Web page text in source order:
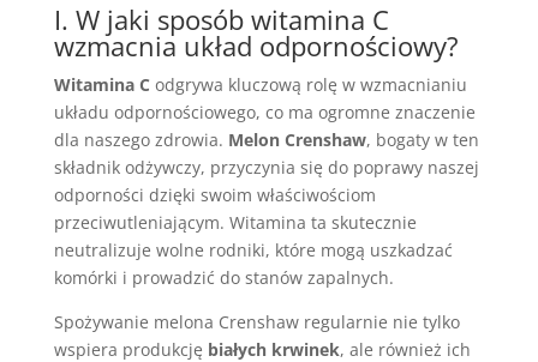
I. W jaki sposób witamina C
wzmacnia układ odpornościowy?
Witamina C odgrywa kluczową rolę w wzmacnianiu
układu odpornościowego, co ma ogromne znaczenie
dla naszego zdrowia. Melon Crenshaw, bogaty w ten
składnik odżywczy, przyczynia się do poprawy naszej
odporności dzięki swoim właściwościom
przeciwutleniającym. Witamina ta skutecznie
neutralizuje wolne rodniki, które mogą uszkadzać
komórki i prowadzić do stanów zapalnych.
Spożywanie melona Crenshaw regularnie nie tylko
wspiera produkcję białych krwinek, ale również ich